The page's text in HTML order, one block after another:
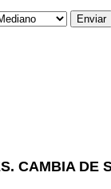
CAMBIA DE